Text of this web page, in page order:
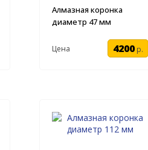
Алмазная коронка
диаметр 47 мм
Цена 4200р.